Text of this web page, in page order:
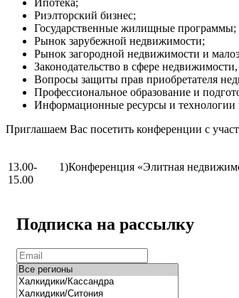
Ипотека;
Риэлторский бизнес;
Государственные жилищные программы;
Рынок зарубежной недвижимости;
Рынок загородной недвижимости и
Законодательство в сфере
Вопросы защиты прав приобретателя
Профессиональное образование и
Информационные ресурсы и
Приглашаем Вас посетить конференции с
13.00-
15.00
1)Конференция «Элитная
Подписка на рассылку